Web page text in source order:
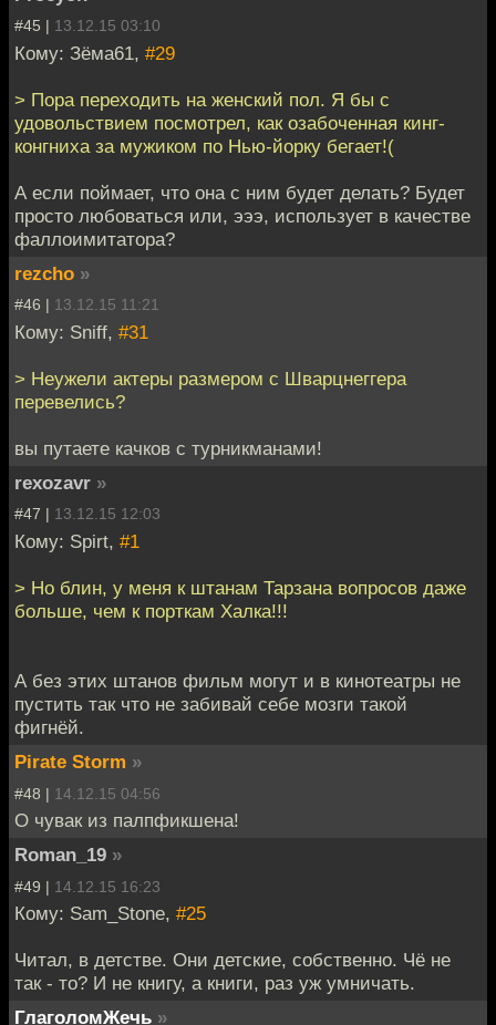
#45 | 13.12.15 03:10
Кому: Зёма61, #29
> Пора переходить на женский пол. Я бы с
удовольствием посмотрел, как озабоченная кинг-
конгниха за мужиком по Нью-йорку бегает!(
А если поймает, что она с ним будет делать? Будет
просто любоваться или, эээ, использует в качестве
фаллоимитатора?
rezcho »
#46 | 13.12.15 11:21
Кому: Sniff, #31
> Неужели актеры размером с Шварцнеггера
перевелись?
вы путаете качков с турникманами!
rexozavr »
#47 | 13.12.15 12:03
Кому: Spirt, #1
> Но блин, у меня к штанам Тарзана вопросов даже
больше, чем к порткам Халка!!!
А без этих штанов фильм могут и в кинотеатры не
пустить так что не забивай себе мозги такой
фигнёй.
Pirate Storm »
#48 | 14.12.15 04:56
О чувак из палпфикшена!
Roman_19 »
#49 | 14.12.15 16:23
Кому: Sam_Stone, #25
Читал, в детстве. Они детские, собственно. Чё не
так - то? И не книгу, а книги, раз уж умничать.
ГлаголомЖечь »